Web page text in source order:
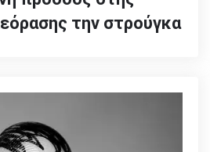
την στρούγκα